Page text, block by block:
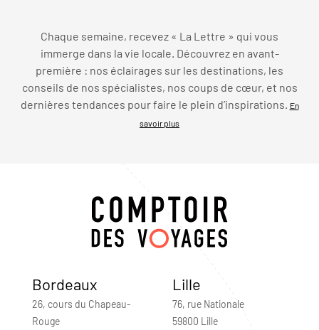
Chaque semaine, recevez « La Lettre » qui vous
immerge dans la vie locale. Découvrez en avant-
première : nos éclairages sur les destinations, les
conseils de nos spécialistes, nos coups de cœur, et nos
dernières tendances pour faire le plein d’inspirations. En
savoir plus
Bordeaux
26, cours du Chapeau-
Rouge
Lille
76, rue Nationale
59800 Lille